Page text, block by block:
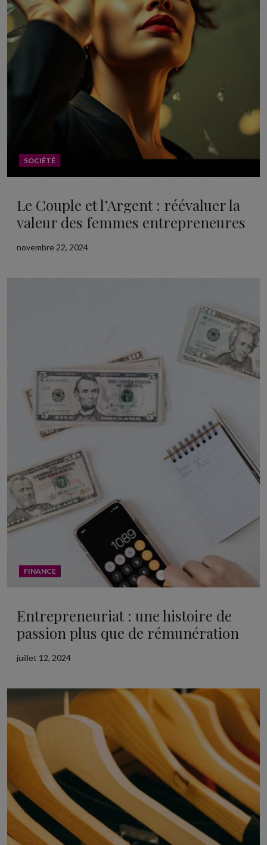
SOCIÉTÉ
Le Couple et l’Argent : réévaluer la
valeur des femmes entrepreneures
novembre 22, 2024
FINANCE
Entrepreneuriat : une histoire de
passion plus que de rémunération
juillet 12, 2024